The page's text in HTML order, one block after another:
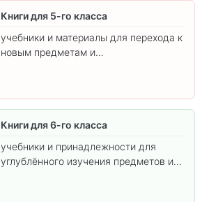
Книги для 5-го класса
учебники и материалы для перехода к
новым предметам и
Книги для 6-го класса
учебники и принадлежности для
углублённого изучения предметов и